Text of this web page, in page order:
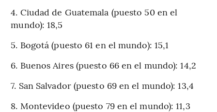
4. Ciudad de Guatemala (puesto 50 en el
mundo): 18,5
5. Bogotá (puesto 61 en el mundo): 15,1
6. Buenos Aires (puesto 66 en el mundo): 14,2
7. San Salvador (puesto 69 en el mundo): 13,4
8. Montevideo (puesto 79 en el mundo): 11,3